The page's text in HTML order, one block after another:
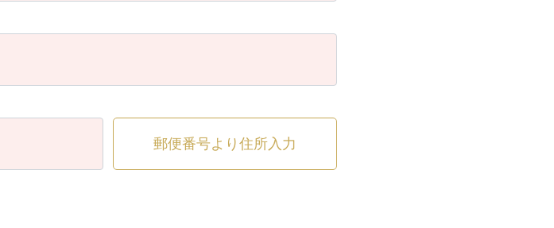
郵便番号より住所入力